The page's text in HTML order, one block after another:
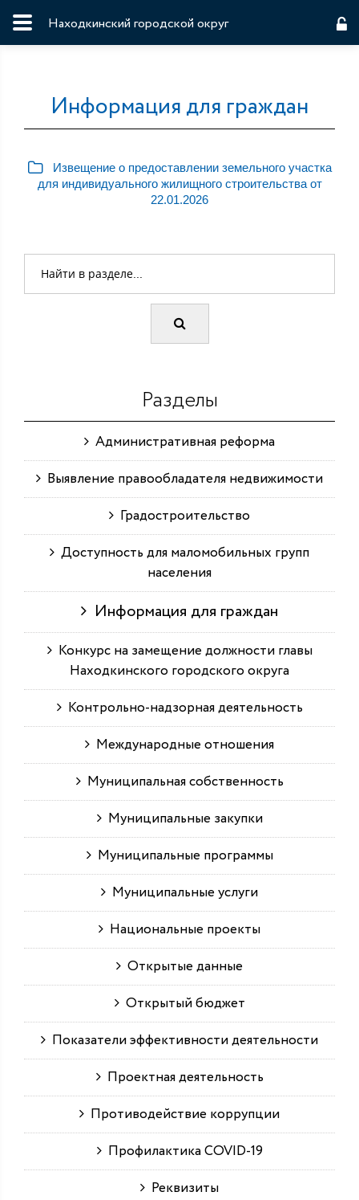
Находкинский городской округ
Информация для граждан
Извещение о предоставлении земельного участка
для индивидуального жилищного строительства от
22.01.2026
Разделы
Административная реформа
Выявление правообладателя недвижимости
Градостроительство
Доступность для маломобильных групп
населения
Информация для граждан
Конкурс на замещение должности главы
Находкинского городского округа
Контрольно-надзорная деятельность
Международные отношения
Муниципальная собственность
Муниципальные закупки
Муниципальные программы
Муниципальные услуги
Национальные проекты
Открытые данные
Открытый бюджет
Показатели эффективности деятельности
Проектная деятельность
Противодействие коррупции
Профилактика COVID-19
Реквизиты